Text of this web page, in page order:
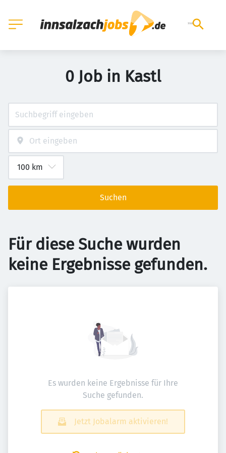
0 Job in Kastl
Suchen
Für diese Suche wurden
keine Ergebnisse gefunden.
Es wurden keine Ergebnisse für Ihre
Suche gefunden.
Jetzt Jobalarm aktivieren!